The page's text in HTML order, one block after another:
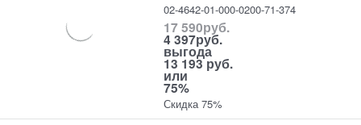
02-4642-01-000-0200-71-374
17 590руб.
4 397руб.
выгода
13 193 руб.
или
75%
Скидка 75%